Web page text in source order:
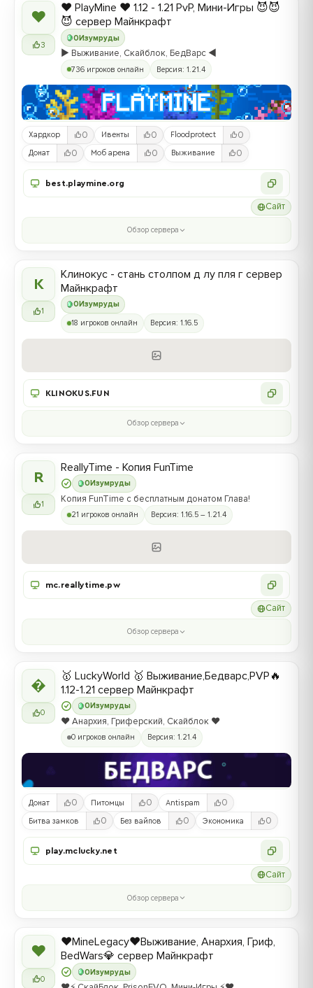
❤
3
0Изумруды
❤️ PlayMine ❤️ 1.12 - 1.21 PvP, Мини-Игры 😈😈
😈 сервер Майнкрафт
▶️ Выживание, Скайблок, БедВарс ◀️
736 игроков онлайн Версия: 1.21.4
Хардкор 0 Ивенты 0 Floodprotect 0
Донат 0 Моб арена 0 Выживание 0
best.playmine.org
Сайт
Обзор сервера
К
1
0 Изумруды
Клинокус - стань столпом д лу пля г сервер
Майнкрафт
18 игроков онлайн Версия: 1.16.5
KLINOKUS.FUN
Обзор сервера
R
1
0 Изумруды
ReallyTime - Копия FunTime
Копия FunTime с бесплатным донатом Глава!
21 игроков онлайн Версия: 1.16.5 – 1.21.4
mc.reallytime.pw
Сайт
Обзор сервера

0
0 Изумруды
🥇 LuckyWorld 🥇 Выживание,Бедварс,PVP🔥
1.12-1.21 сервер Майнкрафт
❤️ Анархия, Гриферский, Скайблок ❤️
0 игроков онлайн Версия: 1.21.4
Донат 0 Питомцы 0 Antispam 0
Битва замков 0 Без вайпов 0 Экономика 0
play.mclucky.net
Сайт
Обзор сервера
❤
0
0Изумруды
❤️MineLegacy❤️Выживание, Анархия, Гриф,
BedWars💎 сервер Майнкрафт